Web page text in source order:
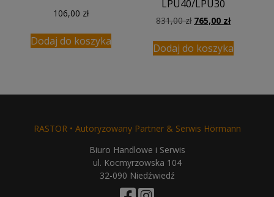
106,00 zł
Dodaj do koszyka
LPU40/LPU30
831,00zł Pierwotna
wynosiła:
831,00 zł.
765,00 złAktualna
wynosi:
765,00 zł.
Dodaj do koszyka
RASTOR • Autoryzowany Partner & Serwis Hörmann
Biuro Handlowe i Serwis
ul. Kocmyrzowska 104
32-090 Niedźwiedź